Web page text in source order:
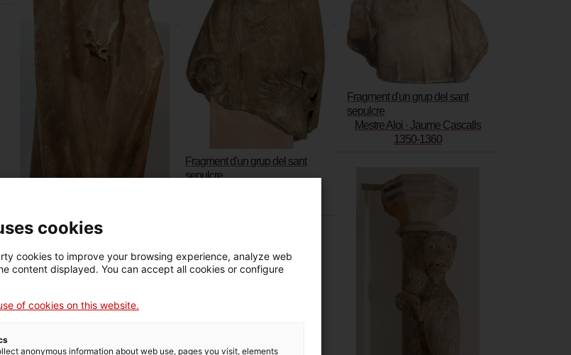
Fragment d'un grup del sant
sepulcre
Mestre Aloi · Jaume Cascalls
1350-1360
Fragment d'un grup del sant
sepulcre
Fragment d'un grup del sant
sepulcre
Mestre Aloi · Jaume Cascalls
cookies
cookies to improve your browsing experience, analyze web
content displayed. You can accept all cookies or configure
of cookies on this website.
anonymous information about web use, pages you visit, elements